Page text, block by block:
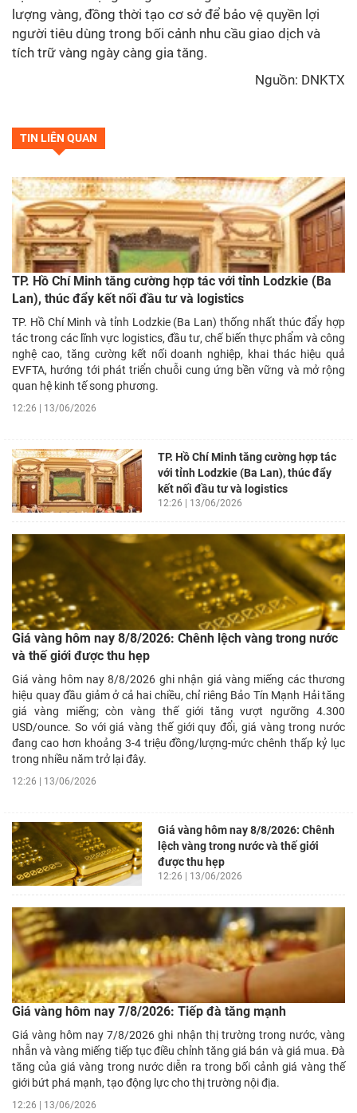
lượng vàng, đồng thời tạo cơ sở để bảo vệ quyền lợi
người tiêu dùng trong bối cảnh nhu cầu giao dịch và
tích trữ vàng ngày càng gia tăng.
Nguồn: DNKTX
TIN LIÊN QUAN
TP. Hồ Chí Minh tăng cường hợp tác với tỉnh Lodzkie (Ba
Lan), thúc đẩy kết nối đầu tư và logistics
TP. Hồ Chí Minh và tỉnh Lodzkie (Ba Lan) thống nhất thúc đẩy hợp
tác trong các lĩnh vực logistics, đầu tư, chế biến thực phẩm và công
nghệ cao, tăng cường kết nối doanh nghiệp, khai thác hiệu quả
EVFTA, hướng tới phát triển chuỗi cung ứng bền vững và mở rộng
quan hệ kinh tế song phương.
12:26 | 13/06/2026
TP. Hồ Chí Minh tăng cường hợp tác
với tỉnh Lodzkie (Ba Lan), thúc đẩy
kết nối đầu tư và logistics
12:26 | 13/06/2026
Giá vàng hôm nay 8/8/2026: Chênh lệch vàng trong nước
và thế giới được thu hẹp
Giá vàng hôm nay 8/8/2026 ghi nhận giá vàng miếng các thương
hiệu quay đầu giảm ở cả hai chiều, chỉ riêng Bảo Tín Mạnh Hải tăng
giá vàng miếng; còn vàng thế giới tăng vượt ngưỡng 4.300
USD/ounce. So với giá vàng thế giới quy đổi, giá vàng trong nước
đang cao hơn khoảng 3-4 triệu đồng/lượng-mức chênh thấp kỷ lục
trong nhiều năm trở lại đây.
12:26 | 13/06/2026
Giá vàng hôm nay 8/8/2026: Chênh
lệch vàng trong nước và thế giới
được thu hẹp
12:26 | 13/06/2026
Giá vàng hôm nay 7/8/2026: Tiếp đà tăng mạnh
Giá vàng hôm nay 7/8/2026 ghi nhận thị trường trong nước, vàng
nhẫn và vàng miếng tiếp tục điều chỉnh tăng giá bán và giá mua. Đà
tăng của giá vàng trong nước diễn ra trong bối cảnh giá vàng thế
giới bứt phá mạnh, tạo động lực cho thị trường nội địa.
12:26 | 13/06/2026